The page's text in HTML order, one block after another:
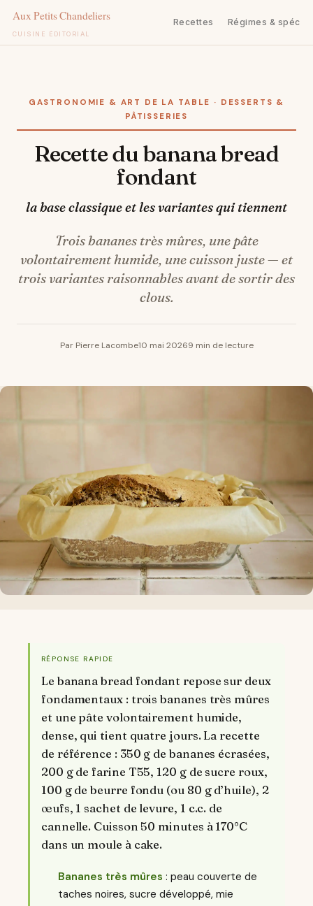
CUISINE ÉDITORIAL
Recettes Régimes &
GASTRONOMIE & ART DE LA TABLE · DESSERTS &
PÂTISSERIES
Recette du banana bread
fondant
la base classique et les variantes qui tiennent
Trois bananes très mûres, une pâte
volontairement humide, une cuisson juste — et
trois variantes raisonnables avant de sortir des
clous.
Par Pierre Lacombe10 mai 20269 min de lecture
RÉPONSE RAPIDE
Le banana bread fondant repose sur deux
fondamentaux : trois bananes très mûres
et une pâte volontairement humide,
dense, qui tient quatre jours. La recette
de référence : 350 g de bananes écrasées,
200 g de farine T55, 120 g de sucre roux,
100 g de beurre fondu (ou 80 g d’huile), 2
œufs, 1 sachet de levure, 1 c.c. de
cannelle. Cuisson 50 minutes à 170°C
dans un moule à cake.
Bananes très mûres : peau couverte de
taches noires, sucre développé, mie